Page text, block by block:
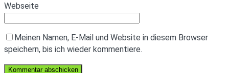
Webseite
Meinen Namen, E-Mail und Website in diesem Browser
speichern, bis ich wieder kommentiere.